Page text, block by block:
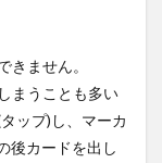
きません。
まうことも多い
ップ)し、マーカ
後カードを出し